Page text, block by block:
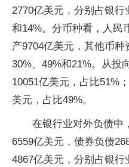
2770亿美元，分别占银
和14%。分币种看，人民
产9704亿美元，其他币种
30%、49%和21%。从投
10051亿美元，占比51%
美元，占比49%。
在银行业对外负债中
6559亿美元，债券负债
4867亿美元，分别占银行